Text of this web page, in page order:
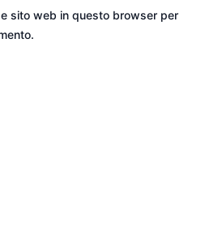
e sito web in questo browser per